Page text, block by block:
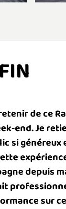
de ce
end. Je
si généreux
depuis
sur